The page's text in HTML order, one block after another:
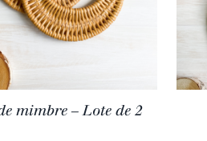
mimbre – Lote de 2